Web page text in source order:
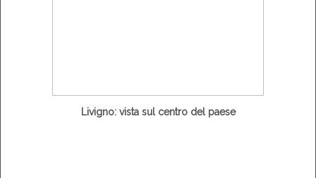
Livigno: vista sul centro del paese